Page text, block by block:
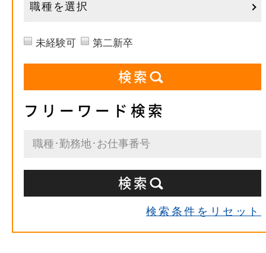
職種を選択
未経験可 第二新卒
フリーワード検索
検索条件をリセット